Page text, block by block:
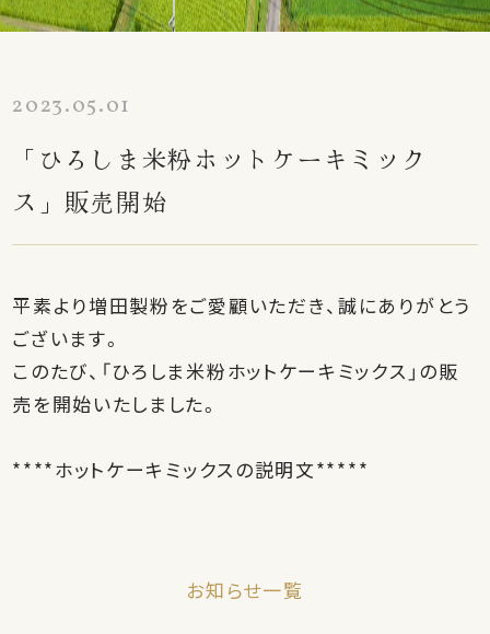
2023.05.01
「ひろしま米粉ホットケーキミック
ス」販売開始
平素より増田製粉をご愛顧いただき、誠にありがとう
ございます。
このたび、「ひろしま米粉ホットケーキミックス」の販
売を開始いたしました。
****ホットケーキミックスの説明文*****
お知らせ一覧